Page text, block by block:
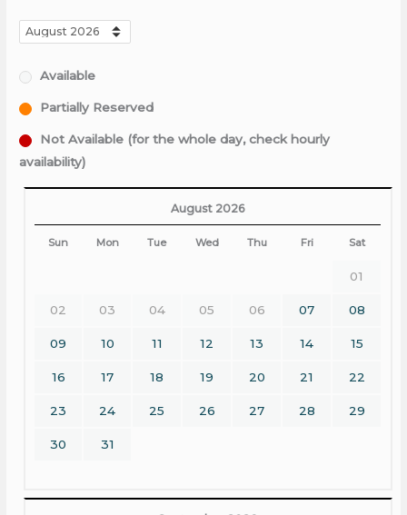
Available
Partially Reserved
Not Available (for the whole day, check hourly
availability)
August 2026
Sun Mon Tue Wed Thu Fri Sat
01
02 03 04 05 06 07 08
09 10 11 12 13 14 15
16 17 18 19 20 21 22
23 24 25 26 27 28 29
30 31